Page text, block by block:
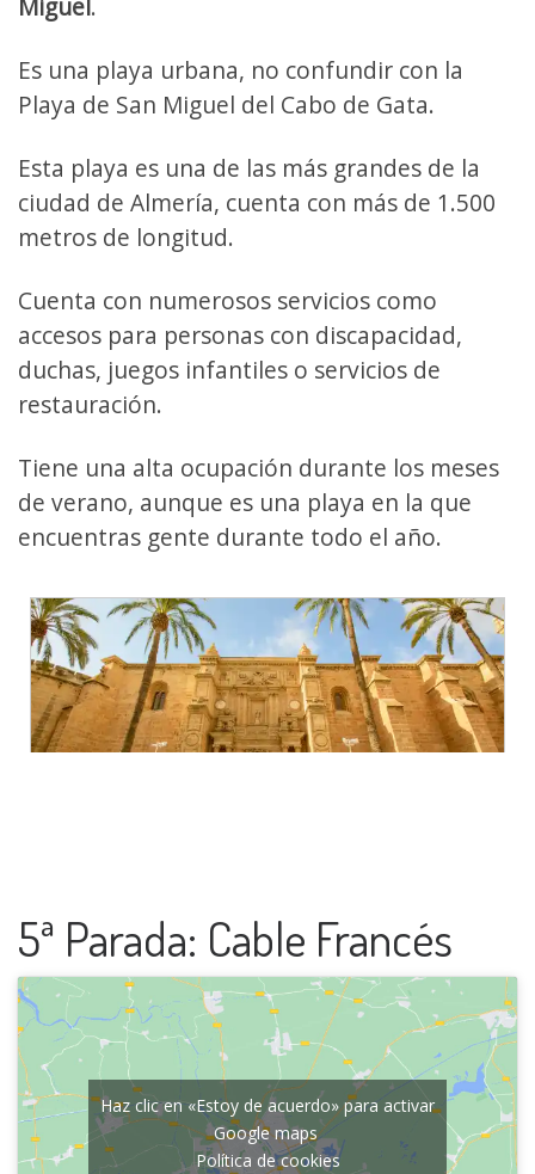
Miguel .
Es una playa urbana, no confundir con la
Playa de San Miguel del Cabo de Gata.
Esta playa es una de las más grandes de la
ciudad de Almería, cuenta con más de 1.500
metros de longitud.
Cuenta con numerosos servicios como
accesos para personas con discapacidad,
duchas, juegos infantiles o servicios de
restauración.
Tiene una alta ocupación durante los meses
de verano, aunque es una playa en la que
encuentras gente durante todo el año.
5ª Parada: Cable Francés
Haz clic en «Estoy de acuerdo» para activar
Google maps
Política de cookies